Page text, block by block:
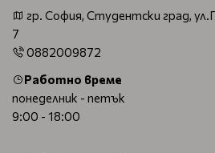
гр. София, Студентски град,
7
0882009872
Работно време
понеделник - петък
9:00 - 18:00